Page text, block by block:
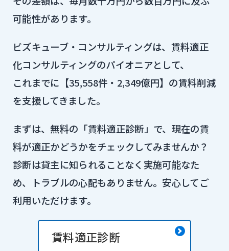
可能性があります。
ビズキューブ・コンサルティングは、賃料適正
化コンサルティングのパイオニアとして、
これまでに【35,558件・2,349億円】の賃料削減
を支援してきました。
まずは、無料の「賃料適正診断」で、現在の賃
料が適正かどうかをチェックしてみませんか？
診断は貸主に知られることなく実施可能なた
め、トラブルの心配もありません。安心してご
利用いただけます。
賃料適正診断